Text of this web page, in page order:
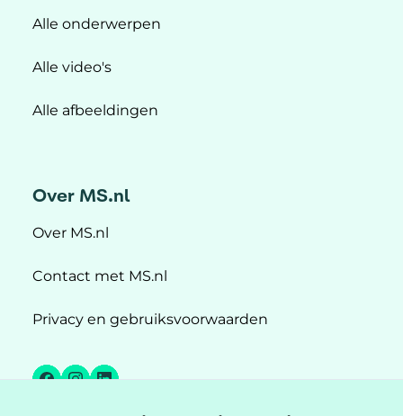
Alle onderwerpen
Alle video's
Alle afbeeldingen
Over MS.nl
Over MS.nl
Contact met MS.nl
Privacy en gebruiksvoorwaarden
Facebook
Instagram
LinkedIn